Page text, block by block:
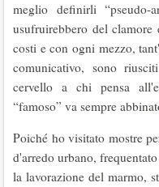
meglio definirli
usufruirebbero del
costi e con ogni mezzo,
comunicativo, sono
cervello a chi pensa
“famoso” va sempre
Poiché ho visitato mostre
d'arredo urbano,
la lavorazione del marmo,